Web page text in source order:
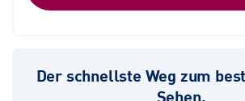
Der schnellste Weg zum
Sehen.